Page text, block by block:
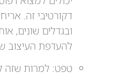
דקורטיבי זה.
ובגדלים שונים,
להעדפת העיצוב
טפט: למרות שזה